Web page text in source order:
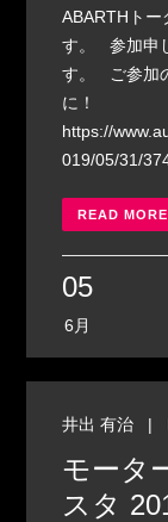
ABARTHトー
す。 参加申
す。 ご参加
に！
https://
019/05/31/
READ MORE
05
6月
井出 有治 |
モータ
スタ